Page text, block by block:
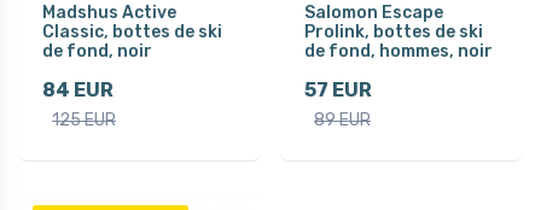
Madshus Active
Classic, bottes de ski
de fond, noir
84 EUR
125 EUR
Salomon Escape
Prolink, bottes de ski
de fond, hommes, noir
57 EUR
89 EUR